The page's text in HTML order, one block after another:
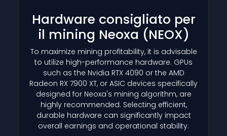
Hardware consigliato per
il mining Neoxa (NEOX)
To maximize mining profitability, it is advisable
to utilize high-performance hardware. GPUs
such as the Nvidia RTX 4090 or the AMD
Radeon RX 7900 XT, or ASIC devices specifically
designed for Neoxa's mining algorithm, are
highly recommended. Selecting efficient,
durable hardware can significantly impact
overall earnings and operational stability.